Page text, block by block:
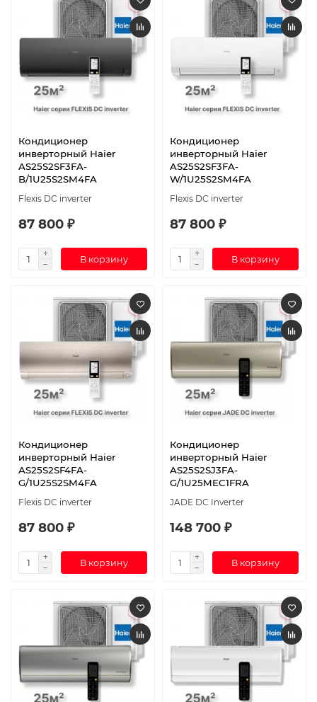
Кондиционер
инверторный Haier
AS25S2SF3FA-
B/1U25S2SM4FA
Flexis DC inverter
87 800 ₽
В корзину
Кондиционер
инверторный Haier
AS25S2SF3FA-
W/1U25S2SM4FA
Flexis DC inverter
87 800 ₽
В корзину
Кондиционер
инверторный Haier
AS25S2SF4FA-
G/1U25S2SM4FA
Flexis DC inverter
87 800 ₽
В корзину
Кондиционер
инверторный Haier
AS25S2SJ3FA-
G/1U25MEC1FRA
JADE DC Inverter
148 700 ₽
В корзину